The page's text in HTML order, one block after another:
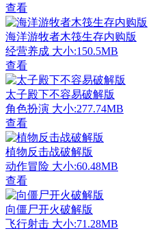
查看
海洋游牧者木筏生存内购版
经营养成 大小:150.5MB
查看
太子殿下不容易破解版
角色扮演 大小:277.74MB
查看
植物反击战破解版
动作冒险 大小:60.48MB
查看
向僵尸开火破解版
飞行射击 大小:71.28MB